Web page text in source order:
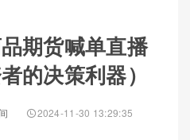
期货喊单直播
的决策利器）
2024-11-30 13:29:35